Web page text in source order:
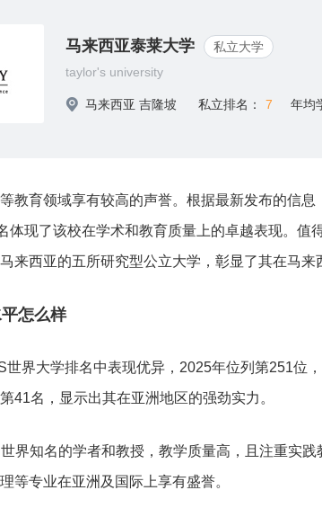
马来西亚泰莱大学
私立大学
taylor's university
马来西亚 吉隆坡 私立排名： 7 年均
教育领域享有较高的声誉。根据最新发布的信
体现了该校在学术和教育质量上的卓越表现。值
来西亚的五所研究型公立大学，彰显了其在马来
怎么样
世界大学排名中表现优异，2025年位列第251位
41名，显示出其在亚洲地区的强劲实力。
界知名的学者和教授，教学质量高，且注重实
等专业在亚洲及国际上享有盛誉。